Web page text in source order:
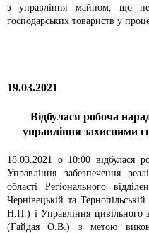
з управління майном, що не
господарських товариств у
19.03.2021
Відбулася робоча
управління захисними
18.03.2021 о 10:00 відбулася
Управління забезпечення
області Регіонального
Чернівецькій та
Н.П.) і Управління цивільного
(Гайдая О.В.) з метою